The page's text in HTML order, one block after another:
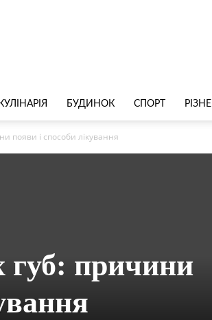
БУДИНОК СПОРТ РІЗНЕ
появи і способи лікування
губ: причини